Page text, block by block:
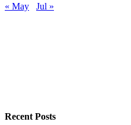
« May
Jul »
Recent Posts